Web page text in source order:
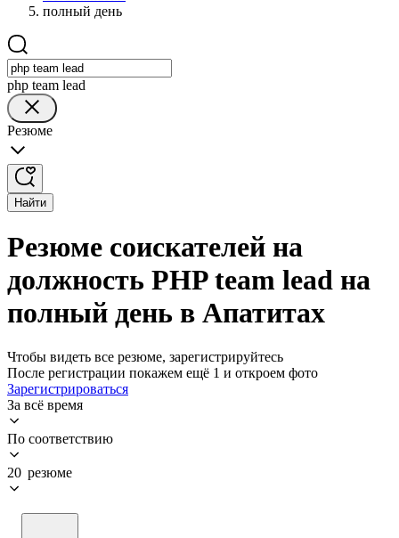
полный день
php team lead
Резюме
Найти
Резюме соискателей на
должность PHP team lead на
полный день в Апатитах
Чтобы видеть все резюме, зарегистрируйтесь
После регистрации покажем ещё 1 и откроем фото
Зарегистрироваться
За всё время
По соответствию
20 резюме